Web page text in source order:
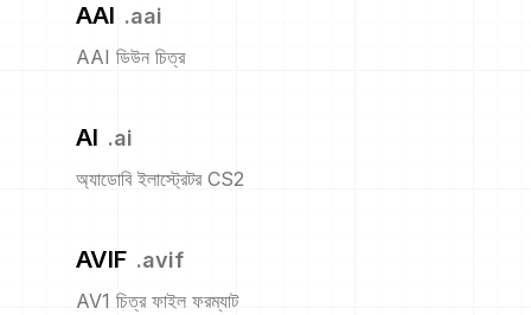
AAI .aai
AAI ডিউন চিত্র
AI .ai
অ্যাডোবি ইলাস্ট্রেটর CS2
AVIF .avif
AV1 চিত্র ফাইল ফরম্যাট